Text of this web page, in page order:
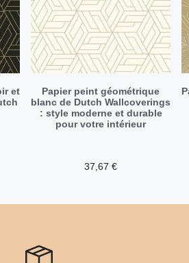
et
Papier peint géométrique
blanc de Dutch Wallcoverings
: style moderne et durable
pour votre intérieur
37,67 €